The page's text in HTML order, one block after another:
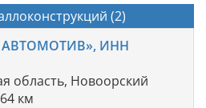
(2)
ИНН
область, Новоорский
км